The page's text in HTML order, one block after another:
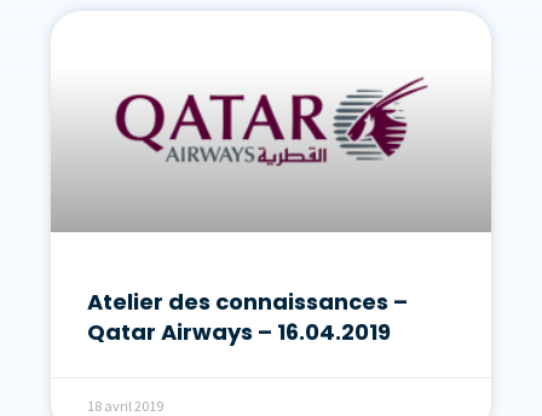
Atelier des connaissances –
Qatar Airways – 16.04.2019
18 avril 2019